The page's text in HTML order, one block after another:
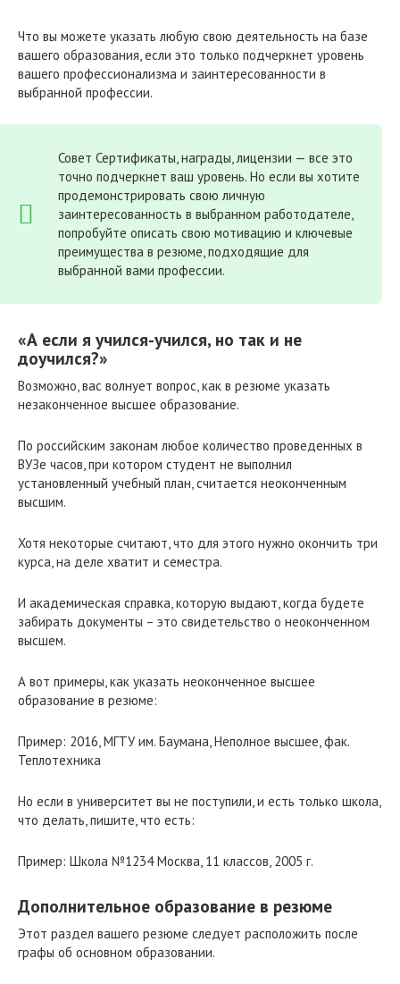
Что вы можете указать любую свою деятельность на базе
вашего образования, если это только подчеркнет уровень
вашего профессионализма и заинтересованности в
выбранной профессии.
Совет Сертификаты, награды, лицензии — все это
точно подчеркнет ваш уровень. Но если вы хотите
продемонстрировать свою личную
заинтересованность в выбранном работодателе,
попробуйте описать свою мотивацию и ключевые
преимущества в резюме, подходящие для
выбранной вами профессии.
«А если я учился-учился, но так и не
доучился?»
Возможно, вас волнует вопрос, как в резюме указать
незаконченное высшее образование.
По российским законам любое количество проведенных в
ВУЗе часов, при котором студент не выполнил
установленный учебный план, считается неоконченным
высшим.
Хотя некоторые считают, что для этого нужно окончить три
курса, на деле хватит и семестра.
И академическая справка, которую выдают, когда будете
забирать документы – это свидетельство о неоконченном
высшем.
А вот примеры, как указать неоконченное высшее
образование в резюме:
Пример: 2016, МГТУ им. Баумана, Неполное высшее, фак.
Теплотехника
Но если в университет вы не поступили, и есть только школа,
что делать, пишите, что есть:
Пример: Школа №1234 Москва, 11 классов, 2005 г.
Дополнительное образование в резюме
Этот раздел вашего резюме следует расположить после
графы об основном образовании.